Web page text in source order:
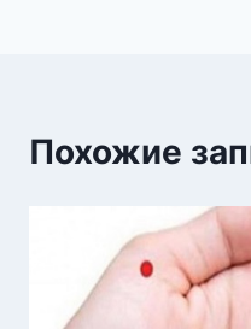
Похожие